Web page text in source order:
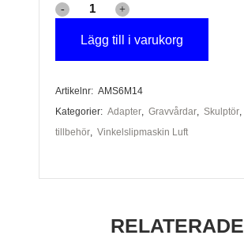
Adapter
till
mängd
Lägg till i varukorg
Artikelnr: AMS6M14
Kategorier: Adapter, Gravvårdar, Skulptör,
tillbehör, Vinkelslipmaskin Luft
RELATERADE